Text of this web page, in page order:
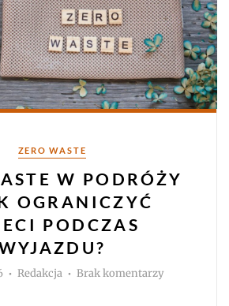
Kategorie
ZERO WASTE
W PODRÓŻY
OGRANICZYĆ
PODCZAS
Autor
Redakcja Brak komentarzydo